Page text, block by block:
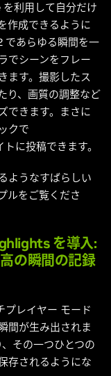
利用して自分だけ
作成できるように
であらゆる瞬間を一
でシーンをフレー
ます。撮影したス
り、画質の調整など
できます。まさに
クで
に投稿できます。
ようなすばらしい
ルをご覧くださ
を導入:
の瞬間の記録
プレイヤー モード
間が生み出されま
その一つひとつの
存されるようにな